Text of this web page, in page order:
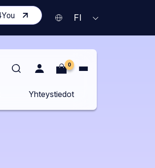
(Avaa
toisen
sivuston
uudelle
Nykyinen
AVAA
FI
0
Yhteystiedot